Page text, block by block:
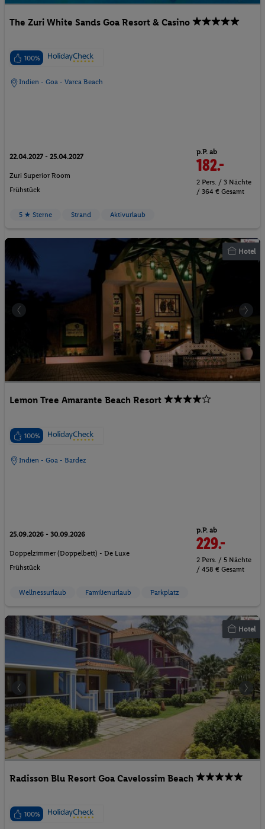
The Zuri White Sands Goa Resort & Casino
100%
Indien - Goa - Varca Beach
22.04.2027 - 25.04.2027
Zuri Superior Room
Frühstück
p.P. ab
182.-
2 Pers. / 3 Nächte
/ 364 € Gesamt
5 ★ Sterne Strand Aktivurlaub
Hotel
Lemon Tree Amarante Beach Resort
100%
Indien - Goa - Bardez
25.09.2026 - 30.09.2026
Doppelzimmer (Doppelbett) - De Luxe
Frühstück
p.P. ab
229.-
2 Pers. / 5 Nächte
/ 458 € Gesamt
Wellnessurlaub Familienurlaub Parkplatz
Hotel
Radisson Blu Resort Goa Cavelossim Beach
100%